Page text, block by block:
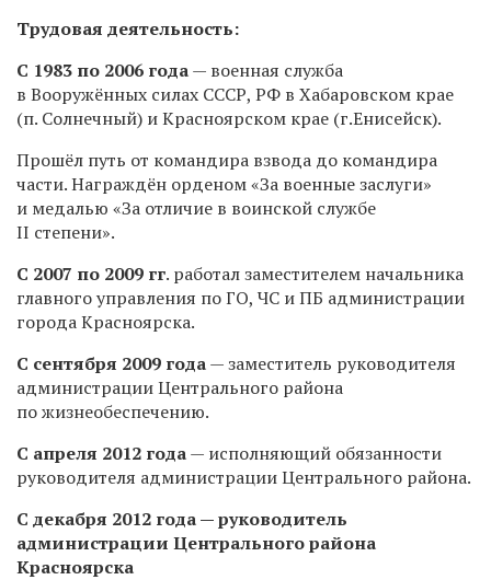
Трудовая деятельность:
С 1983 по 2006 года— военная служба
в Вооружённых силах СССР, РФ в Хабаровском крае
(п. Солнечный) и Красноярском крае (г.Енисейск).
Прошёл путь от командира взвода до командира
части. Награждён орденом «За военные заслуги»
и медалью «За отличие в воинской службе
II степени».
С 2007 по 2009 гг. работал заместителем начальника
главного управления по ГО, ЧС и ПБ администрации
города Красноярска.
С сентября 2009 года— заместитель руководителя
администрации Центрального района
по жизнеобеспечению.
С апреля 2012 года— исполняющий обязанности
руководителя администрации Центрального района.
С декабря 2012 года — руководитель
администрации Центрального района
Красноярска